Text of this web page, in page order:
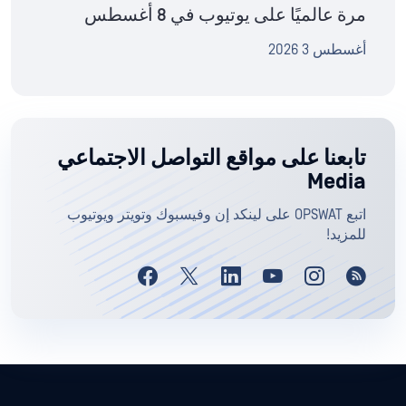
مرة عالميًا على يوتيوب في 8 أغسطس
أغسطس 3 2026
تابعنا على مواقع التواصل الاجتماعي
Media
اتبع OPSWAT على لينكد إن وفيسبوك وتويتر ويوتيوب
للمزيد!